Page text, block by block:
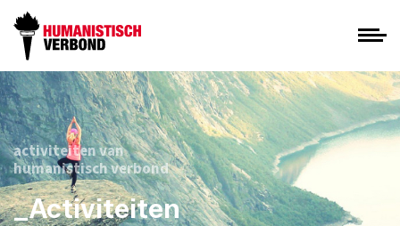
activiteiten van
humanistisch verbond
_Activiteiten